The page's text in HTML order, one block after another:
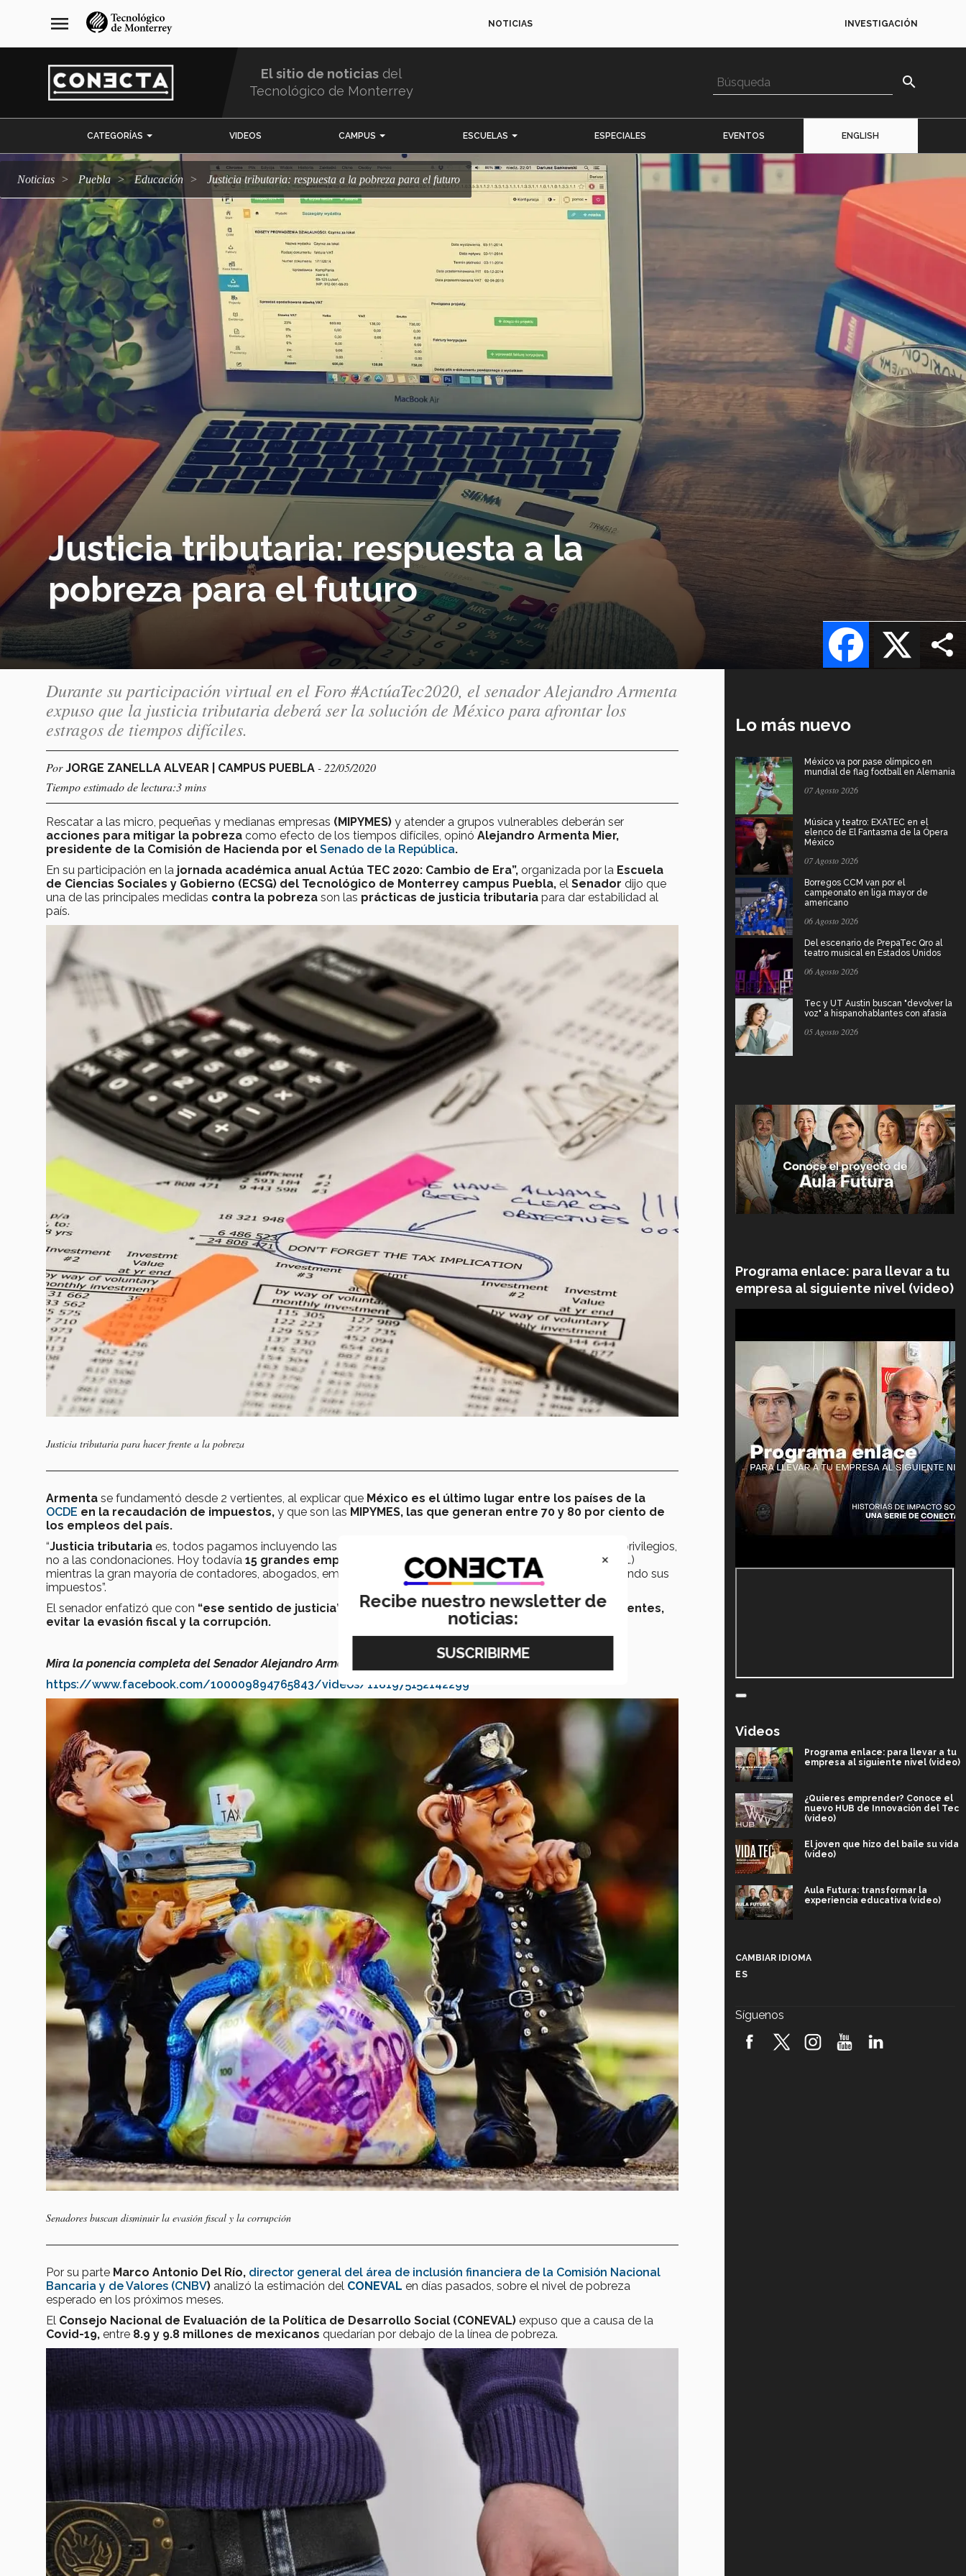
navegación
principal
menu NOTICIAS INVESTIGACIÓN
El sitio de noticias del
Tecnológico de Monterrey
search
CATEGORÍAS VIDEOS CAMPUS ESCUELAS ESPECIALES EVENTOS ENGLISH
Noticias Puebla Educación Justicia tributaria: respuesta a la pobreza para el futuro
Justicia tributaria: respuesta a la
pobreza para el futuro
X
Facebook
Durante su participación virtual en el Foro #ActúaTec2020, el senador Alejandro Armenta
expuso que la justicia tributaria deberá ser la solución de México para afrontar los
estragos de tiempos difíciles.
PorJORGE ZANELLA ALVEAR | CAMPUS PUEBLA - 22/05/2020
Tiempo estimado de lectura:3 mins
Rescatar a las micro, pequeñas y medianas empresas (MIPYMES) y atender a grupos vulnerables deberán ser
acciones para mitigar la pobreza como efecto de los tiempos difíciles, opinó Alejandro Armenta Mier,
presidente de la Comisión de Hacienda por el Senado de la República.
En su participación en la jornada académica anual Actúa TEC 2020: Cambio de Era”, organizada por la Escuela
de Ciencias Sociales y Gobierno (ECSG) del Tecnológico de Monterrey campus Puebla, el Senador dijo que
una de las principales medidas contra la pobreza son las prácticas de justicia tributaria para dar estabilidad al
país.
Justicia tributaria para hacer frente a la pobreza
Armenta se fundamentó desde 2 vertientes, al explicar que México es el último lugar entre los países de la
OCDE en la recaudación de impuestos, y que son las MIPYMES, las que generan entre 70 y 80 por ciento de
los empleos del país.
“Justicia tributaria es, todos pagamos incluyendo las plataformas fiscales, no a la elevación fiscal, no a los privilegios,
no a las condonaciones. Hoy todavía 15 grandes empresas le deben al país 50 mil millones de pesos
(…)
mientras la gran mayoría de contadores, abogados, empresas medianas y pequeñas, restaurantes están pagando sus
impuestos”.
El senador enfatizó que con “ese sentido de justicia”, es necesarioincrementar la sábana de contribuyentes,
evitar la evasión fiscal y la corrupción.
Mira la ponencia completa del Senador Alejandro Armenta aquí:
https://www.facebook.com/100009894765843/videos/1181975152142299
Senadores buscan disminuir la evasión fiscal y la corrupción
Por su parte Marco Antonio Del Río, director general del área de inclusión financiera de la Comisión Nacional
Bancaria y de Valores (CNBV) analizó la estimación del CONEVAL en días pasados, sobre el nivel de pobreza
esperado en los próximos meses.
El Consejo Nacional de Evaluación de la Política de Desarrollo Social (CONEVAL) expuso que a causa de la
Covid-19, entre 8.9 y 9.8 millones de mexicanos quedarían por debajo de la línea de pobreza.
Lo más nuevo
México va por pase olímpico en
mundial de flag football en Alemania
07 Agosto 2026
Música y teatro: EXATEC en el
elenco de El Fantasma de la Ópera
México
07 Agosto 2026
Borregos CCM van por el
campeonato en liga mayor de
americano
06 Agosto 2026
Del escenario de PrepaTec Qro al
teatro musical en Estados Unidos
06 Agosto 2026
Tec y UT Austin buscan "devolver la
voz" a hispanohablantes con afasia
05 Agosto 2026
Programa enlace: para llevar a tu
empresa al siguiente nivel (video)
Videos
Programa enlace: para llevar a tu
empresa al siguiente nivel (video)
¿Quieres emprender? Conoce el
nuevo HUB de Innovación del Tec
(video)
El joven que hizo del baile su vida
(video)
Aula Futura: transformar la
experiencia educativa (video)
robótica FIRST 2026! (video)
CAMBIAR IDIOMA
ES
Síguenos
×
Recibe nuestro newsletter de
noticias: